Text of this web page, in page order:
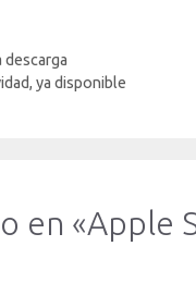
ya disponible
en «Apple